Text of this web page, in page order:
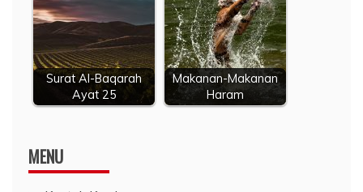
Surat Al-Baqarah
Ayat 25
Makanan-Makanan
Haram
MENU